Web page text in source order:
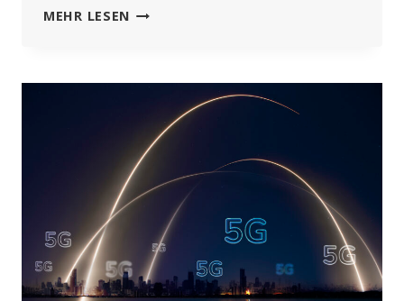
MEHR LESEN ITALIEN
STRAHLENBELASTUNG
BEI